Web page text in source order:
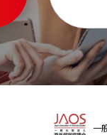
一